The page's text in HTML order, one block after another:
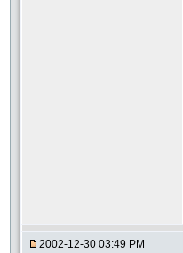
2002-12-30 03:49 PM